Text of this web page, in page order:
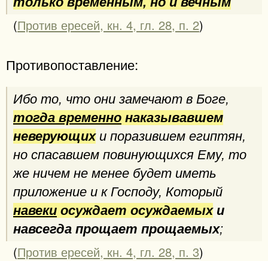
(Против ересей, кн. 4, гл. 28, п. 2)
Противопоставление:
Ибо то, что они замечают в Боге,
тогда временно наказывавшем
неверующихи поразившем египтян,
но спасавшем повинующихся Ему, то
же ничем не менее будет иметь
приложение и к Господу, Который
навеки осуждает осуждаемыхи
навсегда прощает прощаемых;
(Против ересей, кн. 4, гл. 28, п. 3)